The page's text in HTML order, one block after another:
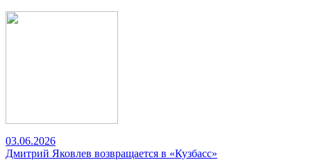
03.06.2026
Дмитрий Яковлев возвращается в «Кузбасс»